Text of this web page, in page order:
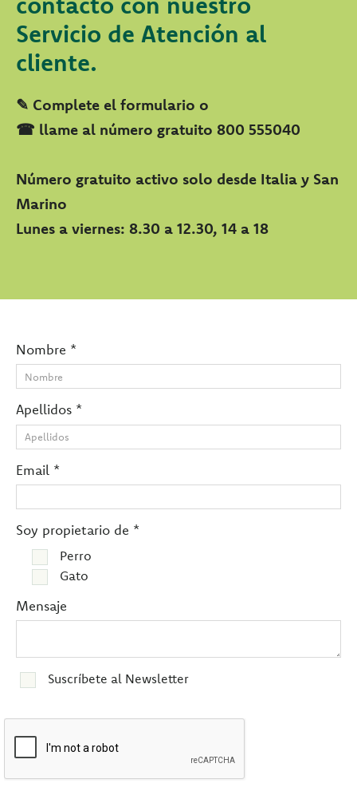
Servicio de Atención al
cliente.
✎ Complete el formulario o
☎ llame al número gratuito 800 555040
Número gratuito activo solo desde Italia y San
Marino
Lunes a viernes: 8.30 a 12.30, 14 a 18
Nombre *
Apellidos *
Email *
Soy propietario de *
Perro
Gato
Mensaje
Suscríbete al Newsletter